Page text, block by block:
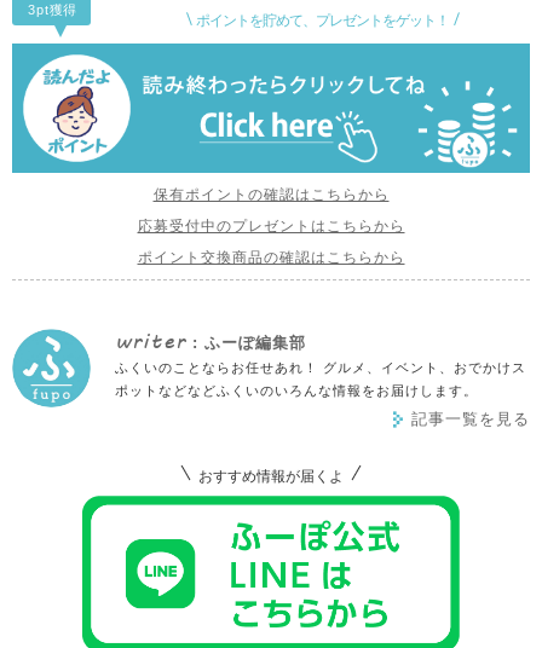
ポイントを貯めて、プレゼントをゲット！
3pt獲得
保有ポイントの確認はこちらから
応募受付中のプレゼントはこちらから
ポイント交換商品の確認はこちらから
writer : ふーぽ編集部
ふくいのことならお任せあれ！ グルメ、イベント、おでかけス
ポットなどなどふくいのいろんな情報をお届けします。
記事一覧を見る
おすすめ情報が届くよ